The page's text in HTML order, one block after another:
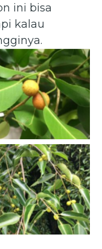
ini bisa
kalau
benjamina — Pohon
Beringin
— Pohon
(tropplants.com)